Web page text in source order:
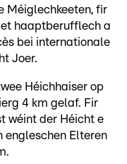
Méiglechkeeten, fir
et haaptberufflech a
bei internationale
Joer.
Héichhaiser op
4 km gelaf. Fir
wéint der Héicht e
engleschen Elteren